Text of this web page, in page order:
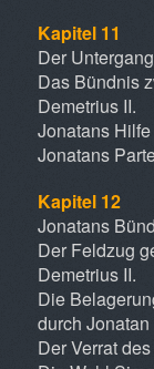
Kapitel 11
Der
Das Bündnis
Demetrius II.
Jonatans
Jonatans
Kapitel 12
Jonatans
Der Feldzug
Demetrius II.
Die
durch Jonatan
Der Verrat